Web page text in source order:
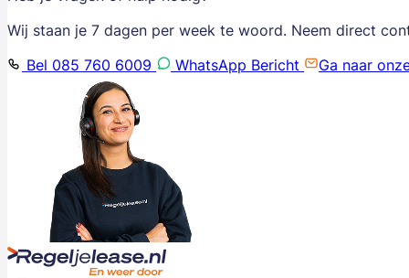
Wij staan je 7 dagen per week te woord. Neem direct
Bel 085 760 6009
WhatsApp Bericht Ga naar